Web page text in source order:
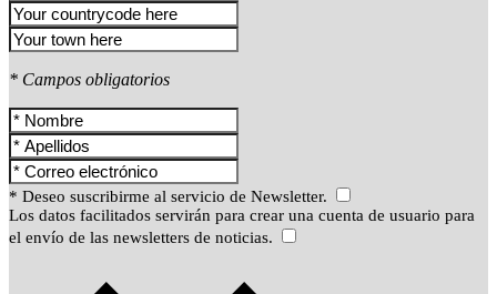
* Campos obligatorios
* Deseo suscribirme al servicio de Newsletter.
Los datos facilitados servirán para crear una cuenta de usuario para
el envío de las newsletters de noticias.